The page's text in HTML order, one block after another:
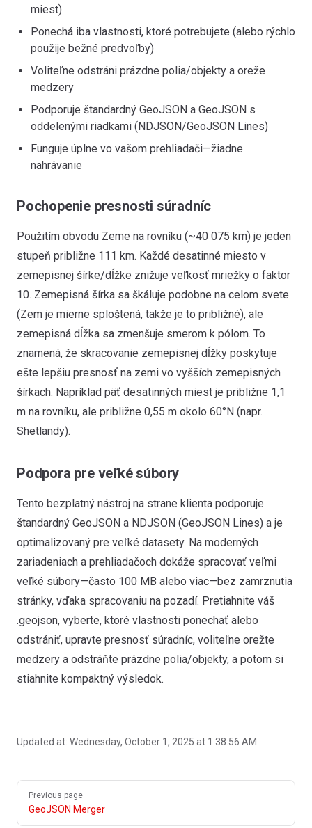
miest)
Ponechá iba vlastnosti, ktoré potrebujete (alebo rýchlo
použije bežné predvoľby)
Voliteľne odstráni prázdne polia/objekty a oreže
medzery
Podporuje štandardný GeoJSON a GeoJSON s
oddelenými riadkami (NDJSON/GeoJSON Lines)
Funguje úplne vo vašom prehliadači—žiadne
nahrávanie
Pochopenie presnosti súradníc
Použitím obvodu Zeme na rovníku (~40 075 km) je jeden
stupeň približne 111 km. Každé desatinné miesto v
zemepisnej šírke/dĺžke znižuje veľkosť mriežky o faktor
10. Zemepisná šírka sa škáluje podobne na celom svete
(Zem je mierne sploštená, takže je to približné), ale
zemepisná dĺžka sa zmenšuje smerom k pólom. To
znamená, že skracovanie zemepisnej dĺžky poskytuje
ešte lepšiu presnosť na zemi vo vyšších zemepisných
šírkach. Napríklad päť desatinných miest je približne 1,1
m na rovníku, ale približne 0,55 m okolo 60°N (napr.
Shetlandy).
Podpora pre veľké súbory
Tento bezplatný nástroj na strane klienta podporuje
štandardný GeoJSON a NDJSON (GeoJSON Lines) a je
optimalizovaný pre veľké datasety. Na moderných
zariadeniach a prehliadačoch dokáže spracovať veľmi
veľké súbory—často 100 MB alebo viac—bez zamrznutia
stránky, vďaka spracovaniu na pozadí. Pretiahnite váš
.geojson, vyberte, ktoré vlastnosti ponechať alebo
odstrániť, upravte presnosť súradníc, voliteľne orežte
medzery a odstráňte prázdne polia/objekty, a potom si
stiahnite kompaktný výsledok.
Updated at: Wednesday, October 1, 2025 at 1:38:56 AM
Pager
Previous page
GeoJSON Merger